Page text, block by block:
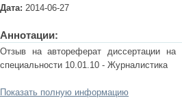
Дата: 2014-06-27
Аннотации:
Отзыв на автореферат диссертации на
специальности 10.01.10 - Журналистика
Показать полную информацию